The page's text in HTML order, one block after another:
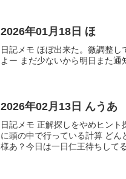
2026年01月18日 ほ
日記メモ ほぼ出来た。微調整
よー まだ少ないから明日また通
2026年02月13日 んうあ
日記メモ 正解探しをやめヒン
に頭の中で行っている計算 ど
様あ？今日は一日仁王待ちして